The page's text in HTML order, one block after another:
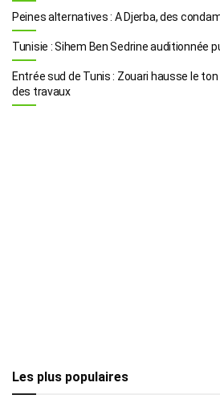
Peines alternatives : A Djerba, des
Tunisie : Sihem Ben Sedrine auditionnée
Entrée sud de Tunis : Zouari hausse le
des travaux
Les plus populaires